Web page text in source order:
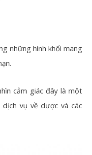
những hình khối mang
cảm giác đây là một
dịch vụ về dược và các